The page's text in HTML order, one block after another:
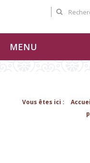
MENU
Vous êtes ici :